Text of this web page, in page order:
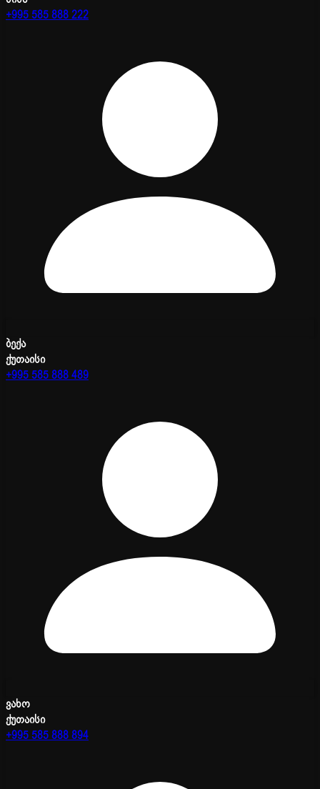
+995 585 888 222
ბექა
ქუთაისი
+995 585 888 489
ვახო
ქუთაისი
+995 585 888 894